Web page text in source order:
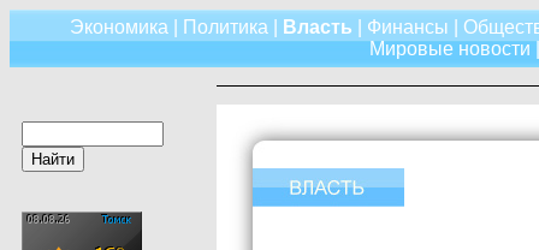
Экономика Политика Власть Финансы
Мировые новости